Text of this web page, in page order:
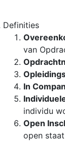
Definities
van
In
individu
Open
open